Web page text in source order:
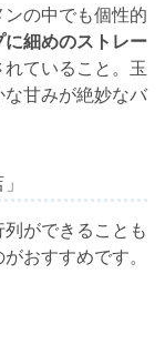
の中でも個性的
細めのストレー
ていること。玉
甘みが絶妙なバ
ができることも
おすすめです。